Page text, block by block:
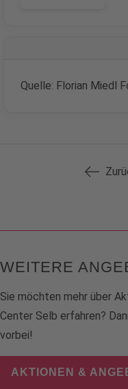
Quelle: Florian Miedl
WEITERE
Sie möchten mehr über
Center Selb erfahren?
vorbei!
AKTIONEN &